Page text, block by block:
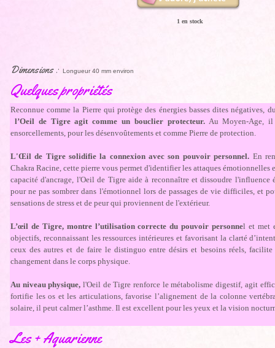
1 en stock
Dimensions : Longueur 40 mm environ
Quelques propriétés
Reconnue comme la Pierre qui protège des énergies basses dites négatives,
l’Oeil de Tigre agit comme un bouclier protecteur.Au Moyen-Age, il
ensorcellements, pour les désenvoûtements et comme Pierre de protection.
L'Œil de Tigre solidifie la connexion avec son pouvoir personnel. En
Chakra Racine, cette pierre vous permet d'identifier les attaques émotionnelles
capacité d'ancrage, l'Oeil de Tigre aide à reconnaître et dissoudre l'influence
pour ne pas sombrer dans l'émotionnel lors de passages de vie difficiles, et
sensations de stress et de peur qui proviennent de l'extérieur.
L’œil de Tigre, montre l’utilisation correcte du pouvoir personnel et met
objectifs, reconnaissant les ressources intérieures et favorisant la clarté
ceux des autres et de faire le distinguo entre désirs et besoins réels,
changement dans le corps physique.
Au niveau physique, l'Oeil de Tigre renforce le métabolisme digestif, agit
fortifie les os et les articulations, favorise l’alignement de la colonne
solaire, il peut calmer l’asthme. Il est excellent pour les yeux et la vision
Les + Aquarienne